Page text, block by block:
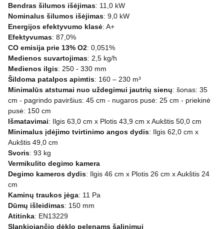
Bendras šilumos išėjimas: 11,0 kW
Nominalus šilumos išėjimas: 9,0 kW
Energijos efektyvumo klasė: A+
Efektyvumas: 87,0%
CO emisija prie 13% O2: 0,051%
Medienos suvartojimas: 2,5 kg/h
Medienos ilgis: 250 - 330 mm
Šildoma patalpos apimtis: 160 – 230 m³
Minimalūs atstumai nuo uždegimui jautrių sienų: šonas: 35
cm - pagrindo paviršius: 45 cm - nugaros pusė: 25 cm - priekinė
pusė: 150 cm
Išmatavimai: Ilgis 63,0 cm x Plotis 43,9 cm x Aukštis 50,0 cm
Minimalus įdėjimo tvirtinimo angos dydis: Ilgis 62,0 cm x
Aukštis 49,0 cm
Svoris: 93 kg
Vermikulito degimo kamera
Degimo kameros dydis: Ilgis 46 cm x Plotis 26 cm x Aukštis 24
cm
Kaminų traukos jėga: 11 Pa
Dūmų išleidimas: 150 mm
Atitinka: EN13229
Slankiojančio dėklo pelenams šalinimui